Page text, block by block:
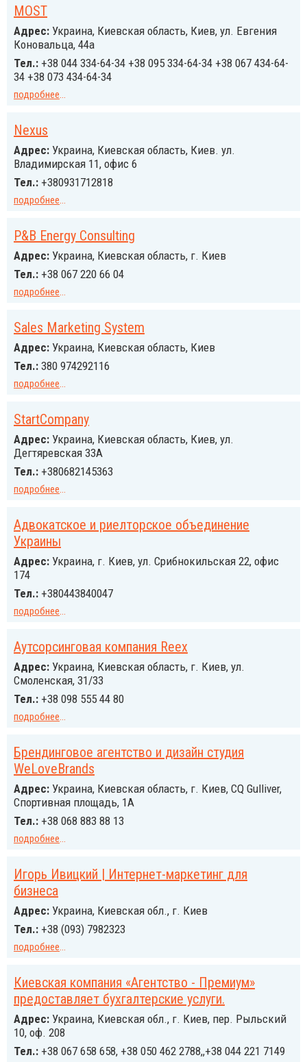
MOST
Адрес: Украина, Киевская область, Киев, ул. Евгения
Коновальца, 44а
Тел.: +38 044 334-64-34 +38 095 334-64-34 +38 067 434-64-
34 +38 073 434-64-34
подробнее...
Nexus
Адрес: Украина, Киевская область, Киев. ул.
Владимирская 11, офис 6
Тел.: +380931712818
подробнее...
P&B Energy Consulting
Адрес: Украина, Киевская область, г. Киев
Тел.: +38 067 220 66 04
подробнее...
Sales Marketing System
Адрес: Украина, Киевская область, Киев
Тел.: 380 974292116
подробнее...
StartCompany
Адрес: Украина, Киевская область, Киев, ул.
Дегтяревская 33А
Тел.: +380682145363
подробнее...
Адвокатское и риелторское объединение
Украины
Адрес: Украина, г. Киев, ул. Срибнокильская 22, офис
174
Тел.: +380443840047
подробнее...
Аутсорсинговая компания Reex
Адрес: Украина, Киевская область, г. Киев, ул.
Смоленская, 31/33
Тел.: +38 098 555 44 80
подробнее...
Брендинговое агентство и дизайн студия
WeLoveBrands
Адрес: Украина, Киевская область, г. Киев, CQ Gulliver,
Спортивная площадь, 1А
Тел.: +38 068 883 88 13
подробнее...
Игорь Ивицкий | Интернет-маркетинг для
бизнеса
Адрес: Украина, Киевская обл., г. Киев
Тел.: +38 (093) 7982323
подробнее...
Киевская компания «Агентство - Премиум»
предоставляет бухгалтерские услуги.
Адрес: Украина, Киевская обл., г. Киев, пер. Рыльский
10, оф. 208
Тел.: +38 067 658 658, +38 050 462 2788,,+38 044 221 7149